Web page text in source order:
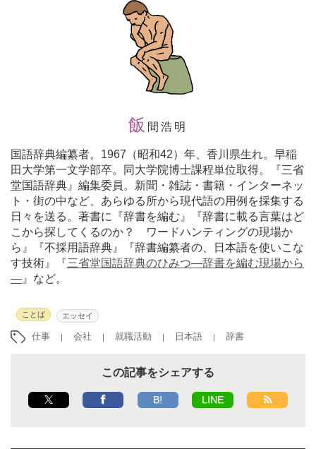
飯 間浩明
国語辞典編纂者。1967（昭和42）年、香川県生れ。早稲
田大学第一文学部卒。同大学院博士課程単位取得。『三省
堂国語辞典』編集委員。新聞・雑誌・書籍・インターネッ
ト・街の中など、あらゆる所から現代語の用例を採集する
日々を送る。著書に『辞書を編む』『辞書に載る言葉はど
こから探してくるのか？ ワードハンティングの現場か
ら』『不採用語辞典』『辞書編纂者の、日本語を使いこな
す技術』『 三省堂国語辞典のひみつ―辞書を編む現場から
―』など。
ことば エッセイ
仕事 会社 就職活動 日本語 辞書
この記事をシェアする
B! LINE